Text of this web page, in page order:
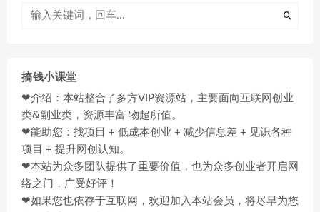
搞钱小课堂
❤介绍：本站整合了多方VIP资源站，主要面向互联网创业
类&副业类，资源丰富 物超所值。
❤能助您：找项目 + 低成本创业 + 减少信息差 + 见识各种
项目 + 提升网创认知。
❤本站为众多团队提供了重要价值，也为众多创业者开启网
络之门，广受好评！
❤如果您也依存于互联网，欢迎加入本站会员，将尽早为您